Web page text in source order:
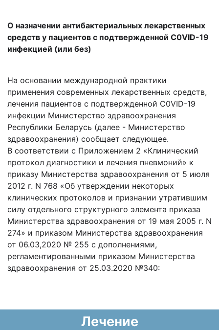
О назначении антибактериальных лекарственных
средств у пациентов с подтвержденной C0VID-19
инфекцией (или без)
На основании международной практики
применения современных лекарственных средств,
лечения пациентов с подтвержденной C0VID-19
инфекции Министерство здравоохранения
Республики Беларусь (далее - Министерство
здравоохранения) сообщает следующее.
В соответствии с Приложением 2 «Клинический
протокол диагностики и лечения пневмоний» к
приказу Министерства здравоохранения от 5 июля
2012 г. N 768 «Об утверждении некоторых
клинических протоколов и признании утратившим
силу отдельного структурного элемента приказа
Министерства здравоохранения от 19 мая 2005 г. N
274» и приказом Министерства здравоохранения
от 06.03,2020 № 255 с дополнениями,
регламентированными приказом Министерства
здравоохранения от 25.03.2020 №340:
Лечение